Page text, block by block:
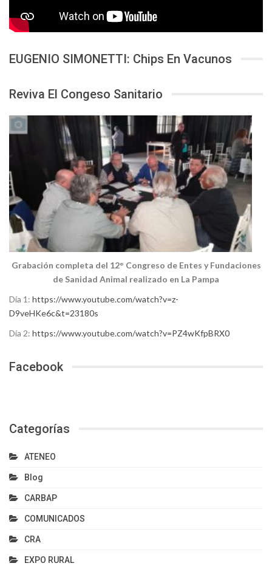
EUGENIO SIMONETTI: Chips En Vacunos
Reviva El Congeso Sanitario
Grabación completa del 12° Congreso de Entes y Fundaciones
de Sanidad Animal realizado en La Pampa
Día 1: https://www.youtube.com/watch?v=z-
D9veHKe6c&t=23180s
Día 2: https://www.youtube.com/watch?v=PZ4wKfpBRX0
Facebook
Categorías
ATENEO
Blog
CARBAP
COMUNICADOS
CRA
EXPO RURAL